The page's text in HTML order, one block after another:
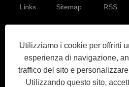
Utilizziamo i cookie per offrirti
esperienza di navigazione,
traffico del sito e
Utilizzando questo sito,
Links Sitemap RSS